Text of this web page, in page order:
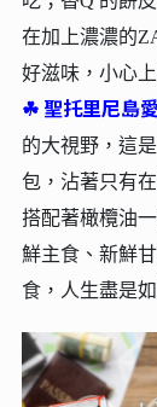
在加上濃濃的
好滋味，小心上
☘︎聖托里尼島
的大視野，這
包，沾著只有
搭配著橄欖油
鮮主食、新鮮
食，人生盡是如